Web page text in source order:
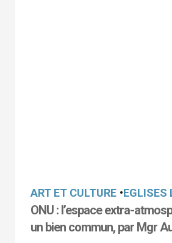
ART ET CULTURE •EGLISES
ONU : l’espace extra-
un bien commun, par Mgr